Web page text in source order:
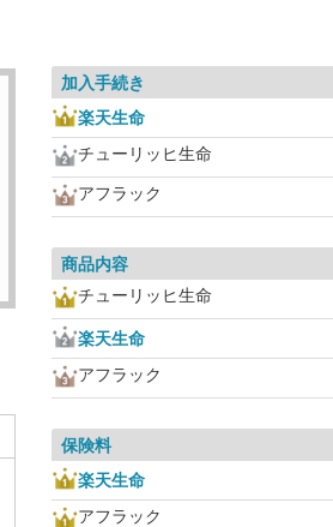
加入手続き
楽天生命
チューリッヒ生命
アフラック
商品内容
チューリッヒ生命
楽天生命
アフラック
保険料
楽天生命
アフラック